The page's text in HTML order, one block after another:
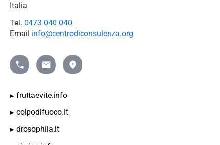
Italia
Tel. 0473 040 040
Email info@centrodiconsulenza.org
Telefonomailto:info@beratungsring.org">Mail
Indicazioni
fruttaevite.info
colpodifuoco.it
drosophila.it